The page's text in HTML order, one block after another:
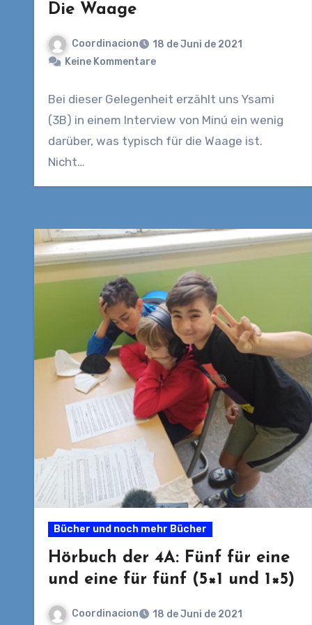
Die Waage
Coordinacion
18 de Juni de 2021
Keine Kommentare
Bei dieser Gelegenheit erzählt uns Ysami
(3B) in einem Interview von Minú ein wenig
darüber, was typisch für die Waage ist.
Nicht…
Bücher und noch mehr Bücher
Hörbuch der 4A: Fünf für eine
und eine für fünf (5×1 und 1×5)
Coordinacion 18 de Juni de 2021